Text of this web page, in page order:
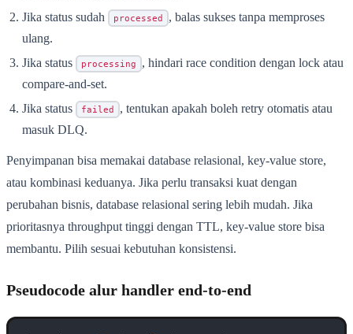
Jika status sudah
processed
, balas sukses tanpa memproses
ulang.
Jika status
processing
, hindari race condition dengan lock atau
compare-and-set.
Jika status
failed
, tentukan apakah boleh retry otomatis atau
masuk DLQ.
Penyimpanan bisa memakai database relasional, key-value store,
atau kombinasi keduanya. Jika perlu transaksi kuat dengan
perubahan bisnis, database relasional sering lebih mudah. Jika
prioritasnya throughput tinggi dengan TTL, key-value store bisa
membantu. Pilih sesuai kebutuhan konsistensi.
Pseudocode alur handler end-to-end